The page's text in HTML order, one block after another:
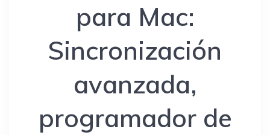
para Mac:
Sincronización
avanzada,
programador de